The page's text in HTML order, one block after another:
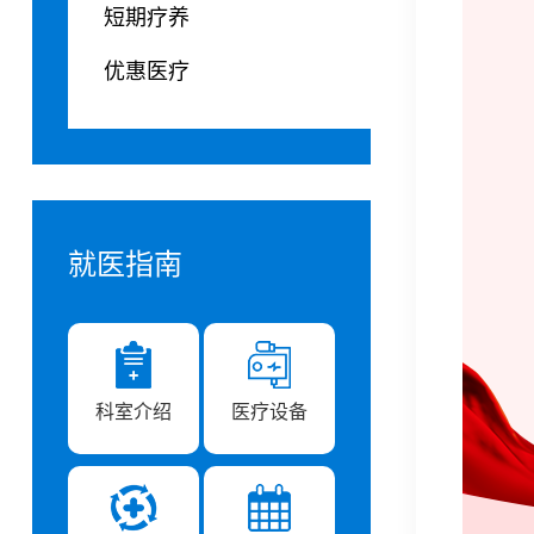
短期疗养
优惠医疗
就医指南
科室介绍 医疗设备